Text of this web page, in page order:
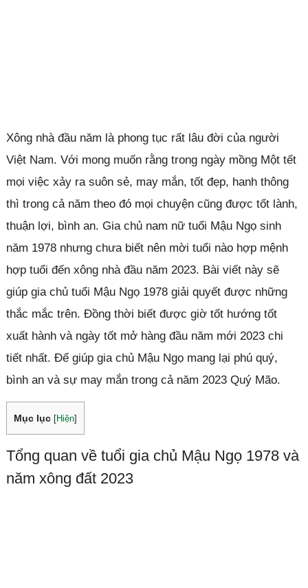
Xông nhà đầu năm là phong tục rất lâu đời của người
Việt Nam. Với mong muốn rằng trong ngày mồng Một tết
mọi việc xảy ra suôn sẻ, may mắn, tốt đẹp, hanh thông
thì trong cả năm theo đó mọi chuyện cũng được tốt lành,
thuận lợi, bình an. Gia chủ nam nữ tuổi Mậu Ngọ sinh
năm 1978 nhưng chưa biết nên mời tuổi nào hợp mệnh
hợp tuổi đến xông nhà đầu năm 2023. Bài viết này sẽ
giúp gia chủ tuổi Mậu Ngọ 1978 giải quyết được những
thắc mắc trên. Đồng thời biết được giờ tốt hướng tốt
xuất hành và ngày tốt mở hàng đầu năm mới 2023 chi
tiết nhất. Để giúp gia chủ Mậu Ngọ mang lại phú quý,
bình an và sự may mắn trong cả năm 2023 Quý Mão.
Mục lục Hiện]
Tổng quan về tuổi gia chủ Mậu Ngọ 1978 và
năm xông đất 2023